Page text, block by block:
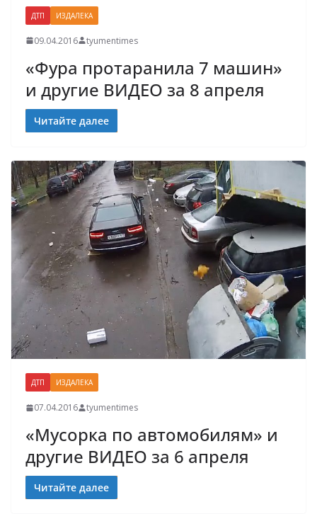
ДТП ИЗДАЛЕКА
09.04.2016 tyumentimes
«Фура протаранила 7 машин»
и другие ВИДЕО за 8 апреля
Читайте далее
ДТП ИЗДАЛЕКА
07.04.2016 tyumentimes
«Мусорка по автомобилям» и
другие ВИДЕО за 6 апреля
Читайте далее